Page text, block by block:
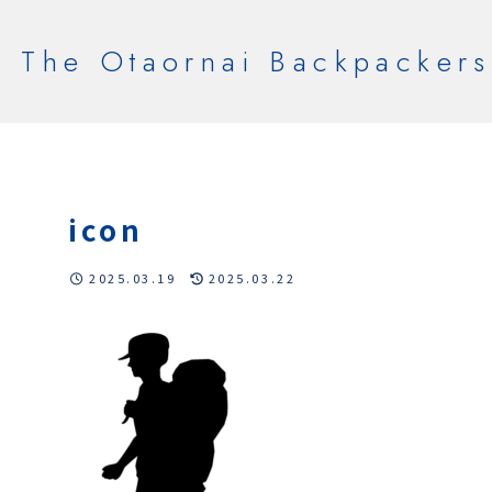
The Otaornai
icon
2025.03.19 2025.03.22